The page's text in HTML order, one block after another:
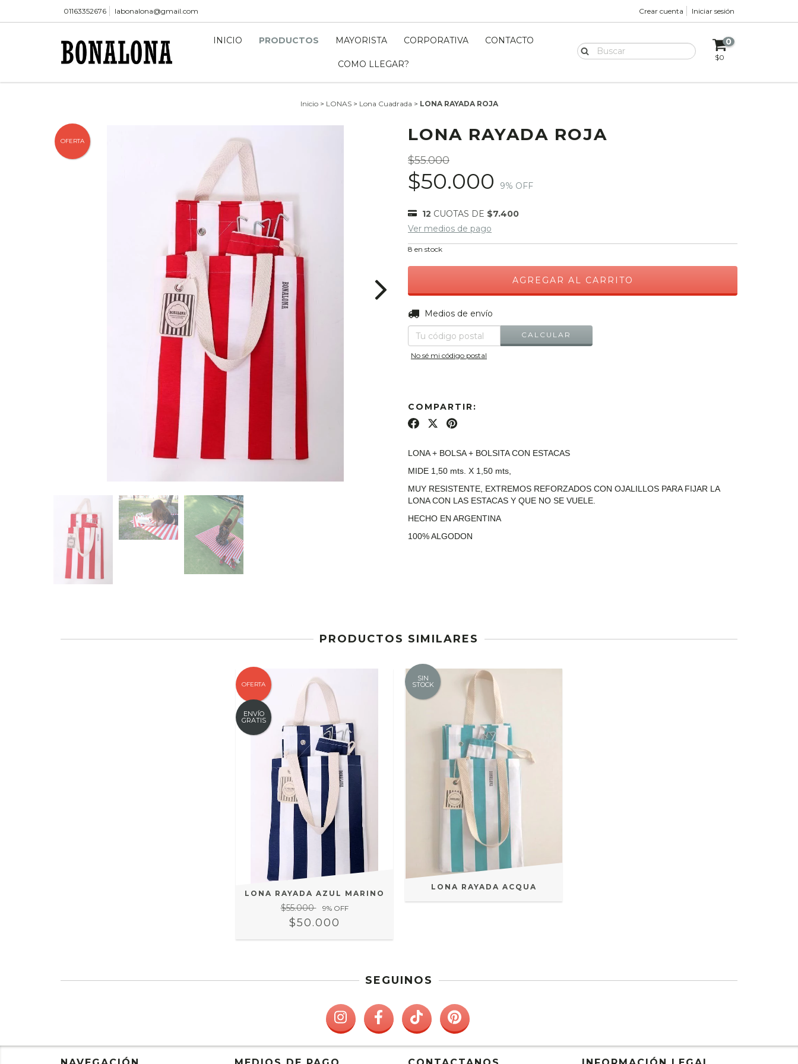
01163352676 labonalona@gmail.com Crear cuenta Iniciar sesión
INICIO PRODUCTOS MAYORISTA CORPORATIVA CONTACTO
COMO LLEGAR?
0
$0
Inicio > LONAS > Lona Cuadrada > LONA RAYADA ROJA
OFERTA LONA RAYADA ROJA
$55.000
$50.000 9% OFF
12 CUOTAS DE $7.400
Ver medios de pago
8 en stock
Entregas para el CP:
Medios de envío
CALCULAR
No sé mi código postal
COMPARTIR:
LONA + BOLSA + BOLSITA CON ESTACAS
MIDE 1,50 mts. X 1,50 mts,
MUY RESISTENTE, EXTREMOS REFORZADOS CON OJALILLOS PARA FIJAR LA
LONA CON LAS ESTACAS Y QUE NO SE VUELE.
HECHO EN ARGENTINA
100% ALGODON
PRODUCTOS SIMILARES
OFERTA
ENVÍO
GRATIS
LONA RAYADA AZUL MARINO
$55.000 9% OFF
$50.000
SIN
STOCK
LONA RAYADA ACQUA
SEGUINOS